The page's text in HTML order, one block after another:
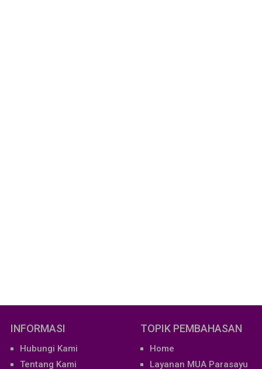
INFORMASI
Hubungi Kami
Tentang Kami
TOPIK PEMBAHASAN
Home
Layanan MUA Parasayu